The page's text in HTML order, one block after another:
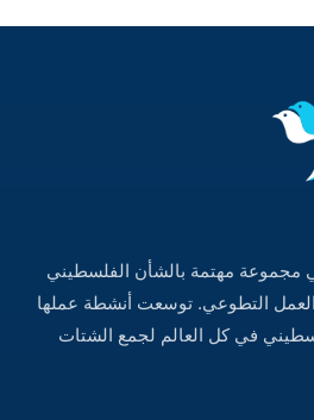
مجموعة مهتمة بالشأن الفلسطيني
التطوعي. توسعت أنشطة عملها
في كل العالم لجمع الشتات